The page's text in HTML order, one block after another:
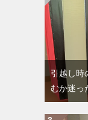
引越し時
むか迷っ